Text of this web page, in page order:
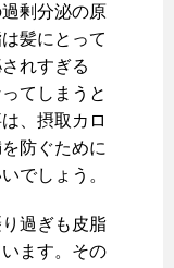
剰分泌の原
髪にとって
れすぎる
てしまうと
、摂取カロ
防ぐために
でしょう。
過ぎも皮脂
ます。その